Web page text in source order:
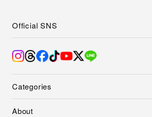
Categories
About
Official SNS